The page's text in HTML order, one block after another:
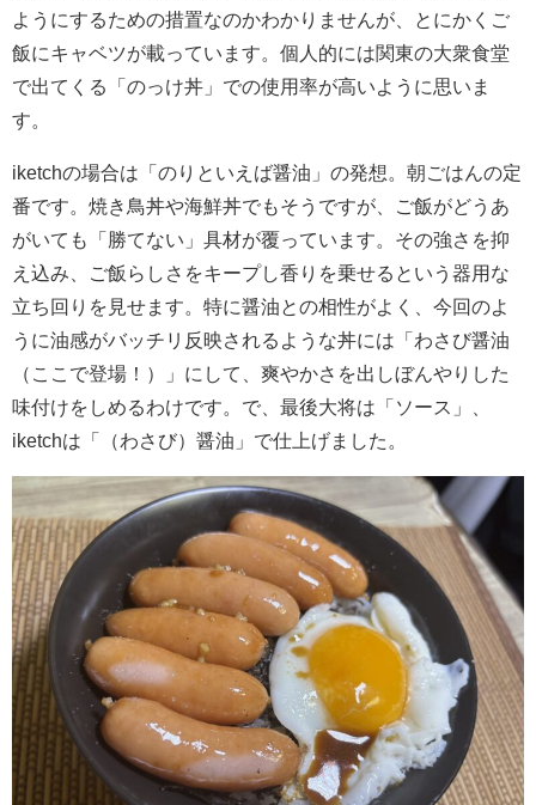
ようにするための措置なのかわかりませんが、とにかくご
飯にキャベツが載っています。個人的には関東の大衆食堂
で出てくる「のっけ丼」での使用率が高いように思いま
す。
iketchの場合は「のりといえば醤油」の発想。朝ごはんの定
番です。焼き鳥丼や海鮮丼でもそうですが、ご飯がどうあ
がいても「勝てない」具材が覆っています。その強さを抑
え込み、ご飯らしさをキープし香りを乗せるという器用な
立ち回りを見せます。特に醤油との相性がよく、今回のよ
うに油感がバッチリ反映されるような丼には「わさび醤油
（ここで登場！）」にして、爽やかさを出しぼんやりした
味付けをしめるわけです。で、最後大将は「ソース」、
iketchは「（わさび）醤油」で仕上げました。